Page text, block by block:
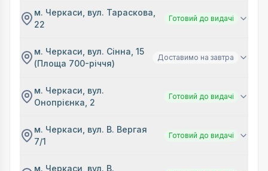
м. Черкаси, вул. Тараскова,
22
Готовий до видачі
м. Черкаси, вул. Сінна, 15
(Площа 700-річчя)
Доставимо на завтра
м. Черкаси, вул.
Онопрієнка, 2
Готовий до видачі
м. Черкаси, вул. В. Вергая
7/1
Готовий до видачі
м. Черкаси, вул. В.